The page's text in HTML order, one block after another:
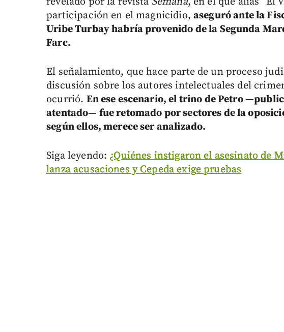
participación en el magnicidio, aseguró ante la
Uribe Turbay habría provenido de la Segunda
Farc.
El señalamiento, que hace parte de un proceso
discusión sobre los autores intelectuales del
ocurrió. En ese escenario, el trino de Petro
atentado— fue retomado por sectores de la
según ellos, merece ser analizado.
Siga leyendo: ¿Quiénes instigaron el asesinato de
lanza acusaciones y Cepeda exige pruebas